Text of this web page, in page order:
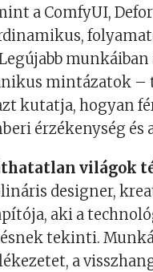
a ComfyUI,
mintázatok –
kutatja, hogyan
érzékenység és
világok
designer,
aki a
tekinti.
a